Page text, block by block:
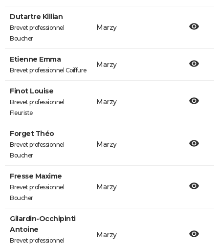
Dutartre Killian
Brevet professionnel
Boucher
Marzy
Etienne Emma
Brevet professionnel Coiffure
Marzy
Finot Louise
Brevet professionnel
Fleuriste
Marzy
Forget Théo
Brevet professionnel
Boucher
Marzy
Fresse Maxime
Brevet professionnel
Boucher
Marzy
Gilardin-Occhipinti
Antoine
Brevet professionnel
Marzy